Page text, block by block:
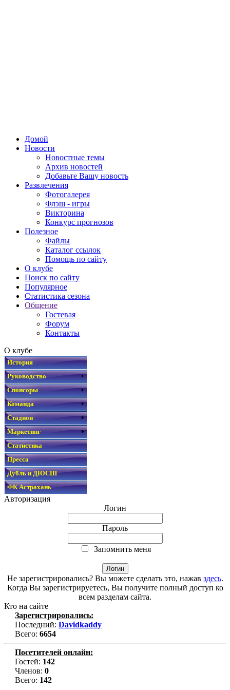
Домой
Новости
Новостные темы
Архив новостей
Добавьте Вашу новость
Развлечения
Фотогалерея
Флэш - игры
Викторина
Конкурс прогнозов
Полезное
Файлы
Каталог ссылок
Помощь по сайту
О клубе
Поиск по сайту
Популярное
Статистика сезона
Общение
Гостевая
Форум
Контакты
О клубе
История
Руководство
Спонсоры
Команда
Стадион
Маркетинг
Статистика
Пресса
Дубль и ДЮСШ
ФК Астрахань
Авторизация
Логин
Пароль
Запомнить меня
Не зарегистрировались? Вы можете сделать это, нажав здесь.
Когда Вы зарегистрируетесь, Вы получите полный доступ ко
всем разделам сайта.
Кто на сайте
Зарегистрировались:
Последний: Davidkaddy
Всего: 6654
Посетителей онлайн:
Гостей: 142
Членов: 0
Всего: 142